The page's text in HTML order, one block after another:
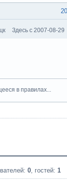
Здесь с 2007-08-29
в правилах...
0 , гостей: 1